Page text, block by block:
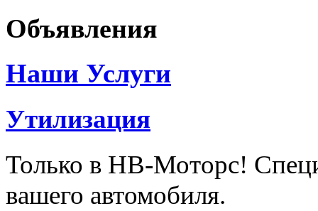
Объявления
Наши Услуги
Утилизация
Только в НВ-Моторс!
вашего автомобиля.